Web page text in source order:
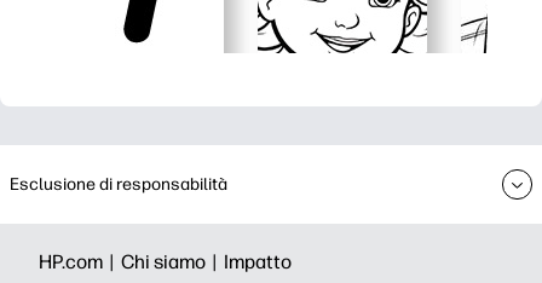
Esclusione di responsabilità
HP.com | Chi siamo | Impatto